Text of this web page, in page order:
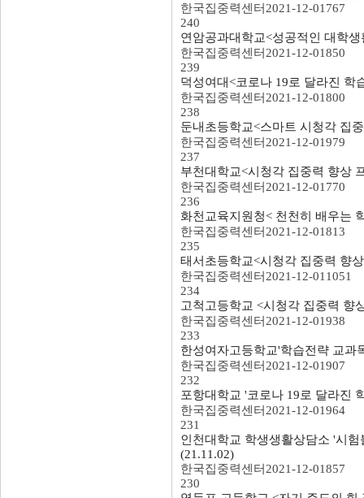
한국집중력센터 2021-12-01 767
240
연암공과대학교<성공적인 대학
한국집중력센터 2021-12-01850
239
덕성여대<코로나 19로 달라진 학
한국집중력센터 2021-12-01800
238
둔내초등학교<스마트 시청각 집
한국집중력센터 2021-12-01979
237
부천대학교<시청각 집중력 향상
한국집중력센터 2021-12-01 770
236
화천교육지원청< 천천히 배우는
한국집중력센터 2021-12-01813
235
태서초등학교<시청각 집중력 향
한국집중력센터 2021-12-01 1051
234
고척고등학교 <시청각 집중력 향
한국집중력센터 2021-12-01938
233
한성여자고등학교'학습전략 교과
한국집중력센터 2021-12-01907
232
포항대학교 '코로나 19로 달라진
한국집중력센터 2021-12-01964
231
인천대학교 학생생활상담소 '시
(21.11.02)
한국집중력센터 2021-12-01857
230